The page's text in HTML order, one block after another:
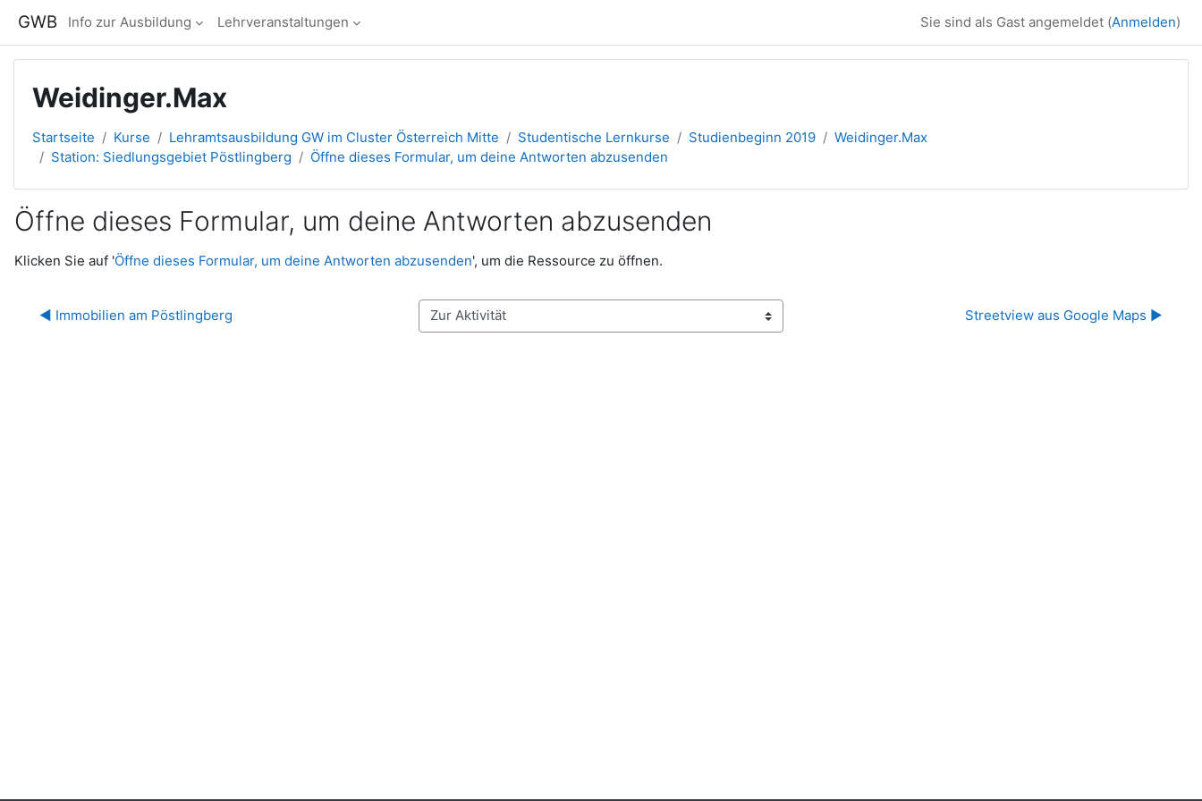
GWB Info zur Ausbildung Lehrveranstaltungen Sie sind als Gast angemeldet (Anmelden)
Weidinger.Max
Startseite Kurse Lehramtsausbildung GW im Cluster Österreich Mitte Studentische Lernkurse Studienbeginn 2019
Weidinger.Max
Station: Siedlungsgebiet Pöstlingberg
Öffne dieses Formular, um deine Antworten abzusenden
Öffne dieses Formular, um deine Antworten abzusenden
Abschlussbedingungen
Klicken Sie auf 'Öffne dieses Formular, um deine Antworten abzusenden', um die Ressource zu öffnen.
◀︎ Immobilien am Pöstlingberg Zur Aktivität Streetview aus Google Maps ▶︎